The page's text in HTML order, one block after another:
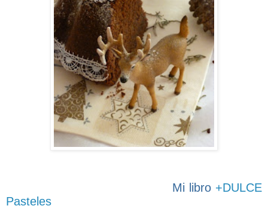
Mi libro +DULCE
Pasteles